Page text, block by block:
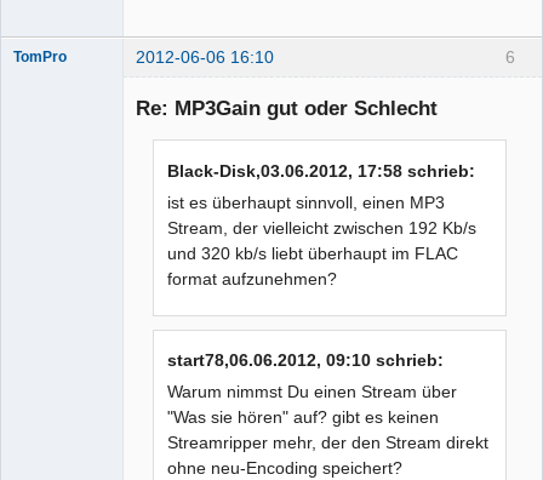
6
TomPro 2012-06-06 16:10
Re: MP3Gain gut oder Schlecht
Black-Disk,03.06.2012, 17:58 schrieb:
ist es überhaupt sinnvoll, einen MP3
Stream, der vielleicht zwischen 192 Kb/s
und 320 kb/s liebt überhaupt im FLAC
format aufzunehmen?
start78,06.06.2012, 09:10 schrieb:
Warum nimmst Du einen Stream über
"Was sie hören" auf? gibt es keinen
Streamripper mehr, der den Stream direkt
ohne neu-Encoding speichert?